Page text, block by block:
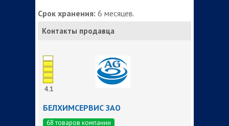
Срок хранения: 6 месяцев.
Контакты продавца
4.1
БЕЛХИМСЕРВИС ЗАО
68 товаров компании